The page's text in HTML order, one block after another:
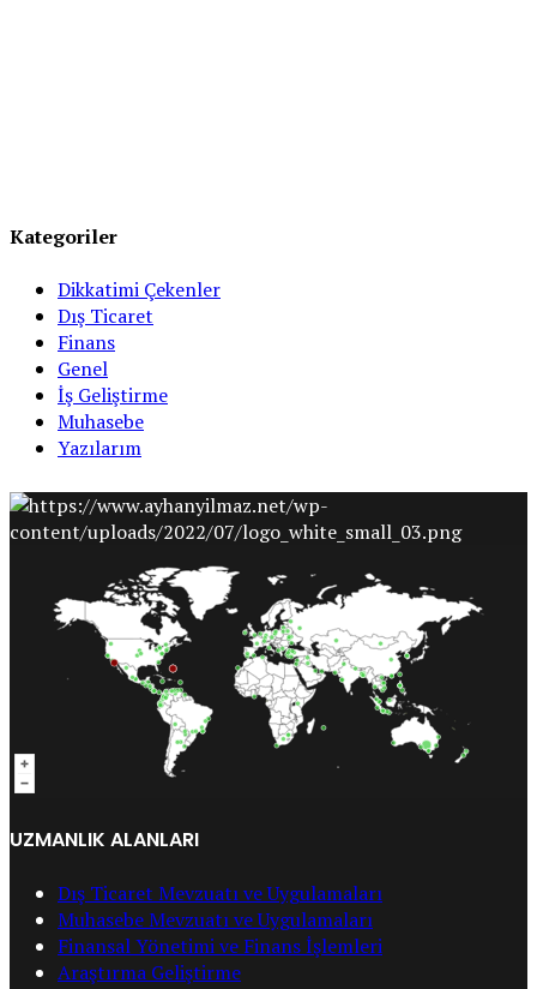
Kategoriler
Dikkatimi Çekenler
Dış Ticaret
Finans
Genel
İş Geliştirme
Muhasebe
Yazılarım
UZMANLIK ALANLARI
Dış Ticaret Mevzuatı ve Uygulamaları
Muhasebe Mevzuatı ve Uygulamaları
Finansal Yönetimi ve Finans İşlemleri
Araştırma Geliştirme